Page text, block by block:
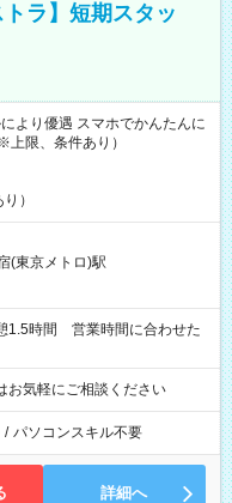
ラ】短期スタッ
り優遇 スマホでかんたんに
限、条件あり）
）
(東京メトロ)駅
気軽にご相談ください
/ パソコンスキル不要
詳細へ